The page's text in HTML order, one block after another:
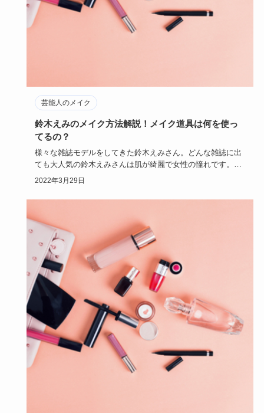
芸能人のメイク
鈴木えみのメイク方法解説！メイク道具は何を使っ
てるの？
様々な雑誌モデルをしてきた鈴木えみさん。どんな雑誌に出
ても大人気の鈴木えみさんは肌が綺麗で女性の憧れです。ど
こから見ても完…
2022年3月29日